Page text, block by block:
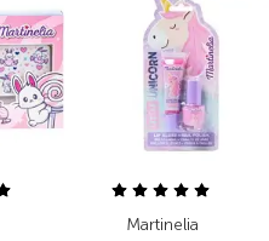
Martinelia